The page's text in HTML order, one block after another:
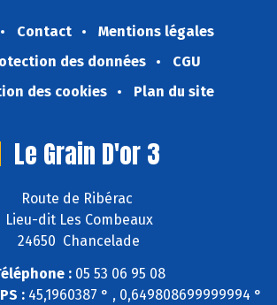
Contact
Mentions légales
des données
CGU
des cookies
Plan du site
Le Grain D'or 3
Route de Ribérac
Lieu-dit Les Combeaux
24650 Chancelade
:05 53 06 95 08
: 45,1960387 ° , 0,649808699999994 °